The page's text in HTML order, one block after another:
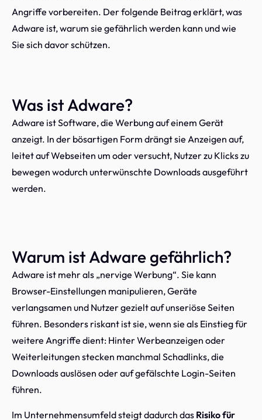
Angriffe vorbereiten. Der folgende Beitrag erklärt, was
Adware ist, warum sie gefährlich werden kann und wie
Sie sich davor schützen.
Was ist Adware?
Adware ist Software, die Werbung auf einem Gerät
anzeigt. In der bösartigen Form drängt sie Anzeigen auf,
leitet auf Webseiten um oder versucht, Nutzer zu Klicks zu
bewegen wodurch unterwünschte Downloads ausgeführt
werden.
Warum ist Adware gefährlich?
Adware ist mehr als „nervige Werbung“. Sie kann
Browser-Einstellungen manipulieren, Geräte
verlangsamen und Nutzer gezielt auf unseriöse Seiten
führen. Besonders riskant ist sie, wenn sie als Einstieg für
weitere Angriffe dient: Hinter Werbeanzeigen oder
Weiterleitungen stecken manchmal Schadlinks, die
Downloads auslösen oder auf gefälschte Login-Seiten
führen.
Im Unternehmensumfeld steigt dadurch das Risiko für